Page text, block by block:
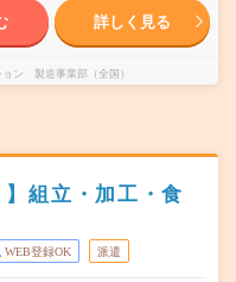
詳しく見る
ン 製造事業部（全国）
】組立・加工・食
WEB登録OK 派遣